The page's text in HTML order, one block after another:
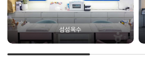
섬섬옥수